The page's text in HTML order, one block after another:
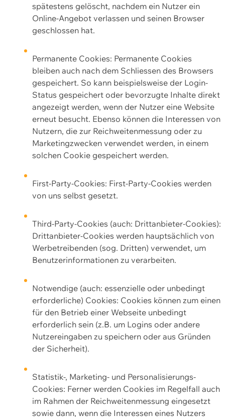
spätestens gelöscht, nachdem ein Nutzer ein
Online-Angebot verlassen und seinen Browser
geschlossen hat.
Permanente Cookies: Permanente Cookies
bleiben auch nach dem Schliessen des Browsers
gespeichert. So kann beispielsweise der Login-
Status gespeichert oder bevorzugte Inhalte direkt
angezeigt werden, wenn der Nutzer eine Website
erneut besucht. Ebenso können die Interessen von
Nutzern, die zur Reichweitenmessung oder zu
Marketingzwecken verwendet werden, in einem
solchen Cookie gespeichert werden.
First-Party-Cookies: First-Party-Cookies werden
von uns selbst gesetzt.
Third-Party-Cookies (auch: Drittanbieter-Cookies):
Drittanbieter-Cookies werden hauptsächlich von
Werbetreibenden (sog. Dritten) verwendet, um
Benutzerinformationen zu verarbeiten.
Notwendige (auch: essenzielle oder unbedingt
erforderliche) Cookies: Cookies können zum einen
für den Betrieb einer Webseite unbedingt
erforderlich sein (z.B. um Logins oder andere
Nutzereingaben zu speichern oder aus Gründen
der Sicherheit).
Statistik-, Marketing- und Personalisierungs-
Cookies: Ferner werden Cookies im Regelfall auch
im Rahmen der Reichweitenmessung eingesetzt
sowie dann, wenn die Interessen eines Nutzers